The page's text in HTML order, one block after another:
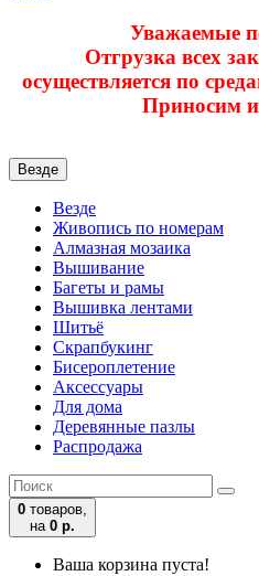
Уважаемые
Отгрузка всех
осуществляется по
Приносим
Везде
Везде
Живопись по номерам
Алмазная мозаика
Вышивание
Багеты и рамы
Вышивка лентами
Шитьё
Скрапбукинг
Бисероплетение
Аксессуары
Для дома
Деревянные пазлы
Распродажа
0 товаров,
на 0 р.
Ваша корзина пуста!